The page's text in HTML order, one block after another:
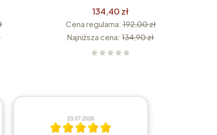
134,40 zł
Cena regularna: 192,00 zł
Najniższa cena: 134,90 zł
ok. skoro się domagacie: Prześcieradła